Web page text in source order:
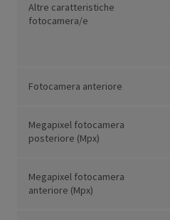
Altre caratteristiche
fotocamera/e
Fotocamera anteriore
Megapixel fotocamera
posteriore (Mpx)
Megapixel fotocamera
anteriore (Mpx)